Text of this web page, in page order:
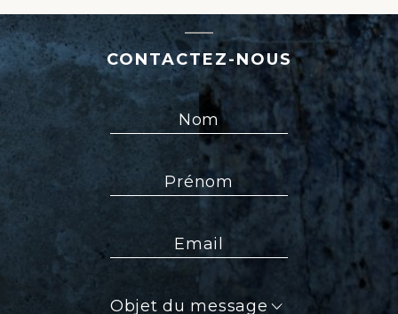
CONTACTEZ-NOUS
Prénom
Objet